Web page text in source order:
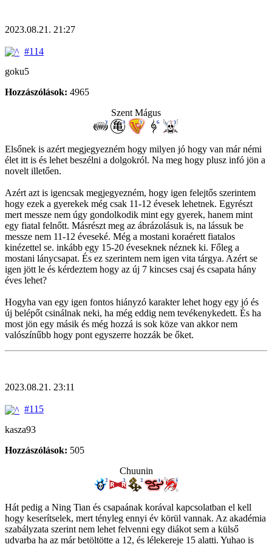
2023.08.21. 21:27
#114
goku5
Hozzászólások: 4965
Szent Mágus
Elsőnek is azért megjegyezném hogy milyen jó hogy van már némi
élet itt is és lehet beszélni a dolgokról. Na meg hogy plusz infó jön a
novelt illetően.
Azért azt is igencsak megjegyezném, hogy igen felejtős szerintem
hogy ezek a gyerekek még csak 11-12 évesek lehetnek. Egyrészt
mert messze nem úgy gondolkodik mint egy gyerek, hanem mint
egy fiatal felnőtt. Másrészt meg az ábrázolásuk is, na lássuk be
messze nem 11-12 éveseké. Még a mostani koraérett fiatalos
kinézettel se. inkább egy 15-20 éveseknek néznek ki. Főleg a
mostani lánycsapat. És ez szerintem nem igen vita tárgya. Azért se
igen jött le és kérdeztem hogy az új 7 kincses csaj és csapata hány
éves lehet?
Hogyha van egy igen fontos hiányzó karakter lehet hogy egy jó és
új belépőt csinálnak neki, ha még eddig nem tevékenykedett. És ha
most jön egy másik és még hozzá is sok köze van akkor nem
valószínűbb hogy pont egyszerre hozzák be őket.
2023.08.21. 23:11
#115
kasza93
Hozzászólások: 505
Chuunin
Hát pedig a Ning Tian és csapaának korával kapcsolatban el kell
hogy keserítselek, mert tényleg ennyi év körül vannak. Az akadémia
szabályzata szerint nem lehet felvenni egy diákot sem a külső
udvarba ha az már betöltötte a 12, és lélekereje 15 alatti. Yuhao is